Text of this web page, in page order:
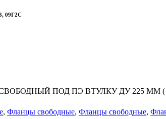
09Г2С
СВОБОДНЫЙ ПОД ПЭ ВТУЛКУ ДУ 225 ММ (
, Фланцы свободные, Фланцы свободные,